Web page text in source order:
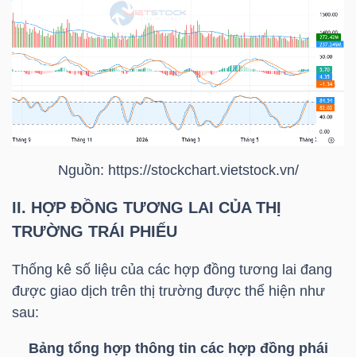
Nguồn: https://stockchart.vietstock.vn/
II. HỢP ĐỒNG TƯƠNG LAI CỦA THỊ
TRƯỜNG TRÁI PHIẾU
Thống kê số liệu của các hợp đồng tương lai đang
được giao dịch trên thị trường được thể hiện như
sau:
Bảng tổng hợp thông tin các hợp đồng phái
Bài
của
tác
giả
Báo
phân
tích
(-)